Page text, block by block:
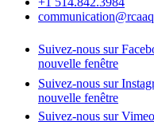
Suivez-nous sur
nouvelle fenêtre
Suivez-nous sur
nouvelle fenêtre
Suivez-nous sur Vimeo